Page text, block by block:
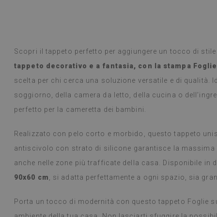
Scopri il tappeto perfetto per aggiungere un tocco di
tappeto decorativo e a fantasia, con la stampa
scelta per chi cerca una soluzione versatile e di qualità.
soggiorno, della camera da letto, della cucina o
perfetto per la cameretta dei bambini.
Realizzato con pelo corto e morbido, questo tappeto
antiscivolo con strato di silicone garantisce la massima
anche nelle zone più trafficate della casa. Disponibile in
90x60 cm
, si adatta perfettamente a ogni spazio, sia
Porta un tocco di modernità con questo tappeto Foglie
Piastrelle in
selezione di
promesso, era
semplice,
settimana e,
fornelli a gas
panno umido
consiglio.
(Tradotto da
1 anno fa